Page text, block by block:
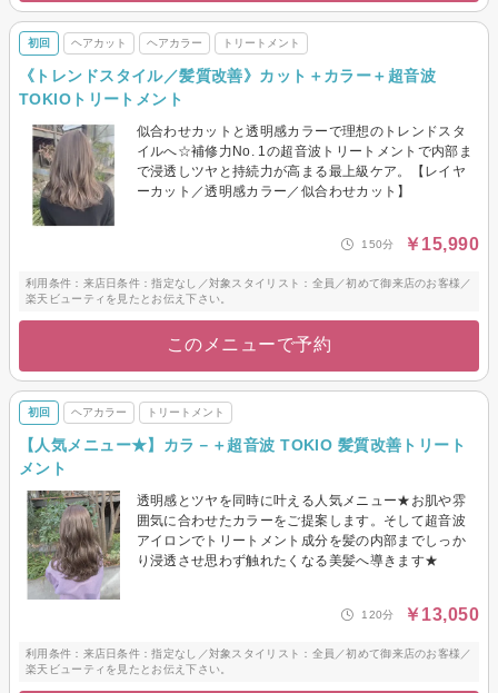
初回 ヘアカット ヘアカラー トリートメント
《トレンドスタイル／髪質改善》カット＋カラー＋超音波
TOKIOトリートメント
似合わせカットと透明感カラーで理想のトレンドスタ
イルへ☆補修力No. 1の超音波トリートメントで内部ま
で浸透しツヤと持続力が高まる最上級ケア。【レイヤ
ーカット／透明感カラー／似合わせカット】
150分 ￥15,990
利用条件：来店日条件：指定なし／対象スタイリスト：全員／初めて御来店のお客様／
楽天ビューティを見たとお伝え下さい。
このメニューで予約
初回 ヘアカラー トリートメント
【人気メニュー★】カラ－＋超音波 TOKIO 髪質改善トリート
メント
透明感とツヤを同時に叶える人気メニュー★お肌や雰
囲気に合わせたカラーをご提案します。そして超音波
アイロンでトリートメント成分を髪の内部までしっか
り浸透させ思わず触れたくなる美髪へ導きます★
120分 ￥13,050
利用条件：来店日条件：指定なし／対象スタイリスト：全員／初めて御来店のお客様／
楽天ビューティを見たとお伝え下さい。